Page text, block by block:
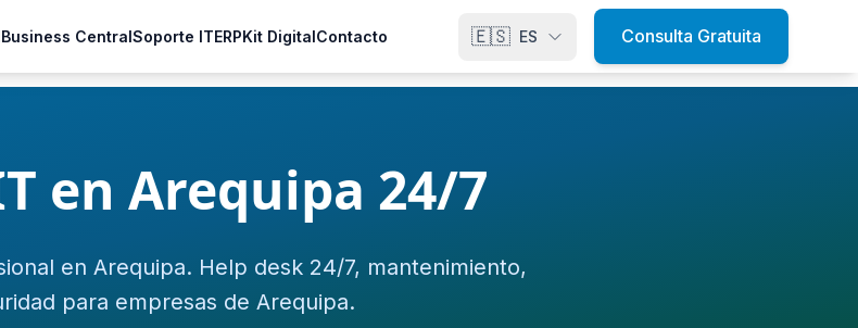
Business CentralSoporte ITERPKit DigitalContacto 🇪🇸 ES Consulta Gratuita
en Arequipa 24/7
en Arequipa. Help desk 24/7, mantenimiento,
para empresas de Arequipa.